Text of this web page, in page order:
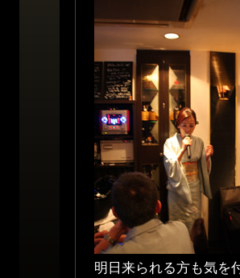
明日来られる方も気を